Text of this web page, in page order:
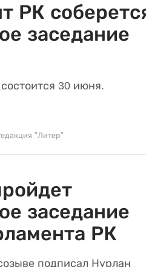
РК
заседание
30 июня.
"Литер"
заседание
РК
подписал Нурлан